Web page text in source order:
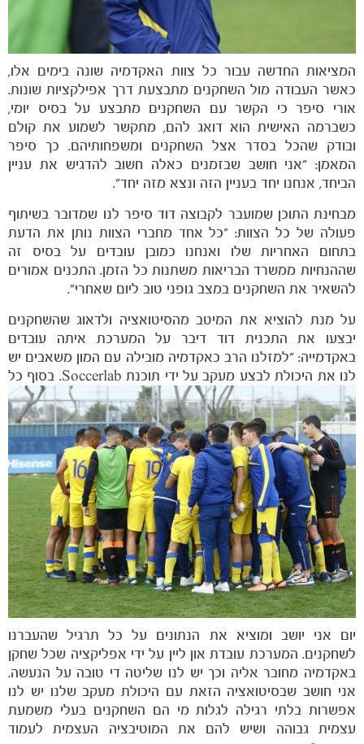
משחקים
ותוצאות
המציאות החדשה עבור כל צוות האקדמיה שונה בימים אלו,
כאשר העבודה מול השחקנים מתבצעת דרך אפילקציות שונות.
אורי סיפר כי הקשר עם השחקנים מתבצע על בסיס יומי,
כשברמה האישית הוא דואג להם, מתקשר לשמוע את קולם
ובודק שהכל בסדר אצל השחקנים ומשפחותיהם. כך סיפר
המאמן: ״אני חושב שבזמנים כאלה חשוב להדגיש את עניין
הביחד, אנחנו יחד בעניין הזה ונצא מזה יחד״.
מבחינת התוכן שמועבר לקבוצה דוד סיפר לנו שמדובר בשיתוף
פעולה של כל הצוות: ״כל אחד מחברי הצוות נותן את הדעת
בתחום האחריות שלו ואנחנו כמובן עובדים על בסיס זה
שההנחיות ממשרד הבריאות משתנות כל הזמן. התכנים אמורים
להשאיר את השחקנים במצב גופני טוב ליום שאחרי״.
על מנת להוציא את המיטב מהסיטואציה ולדאוג שהשחקנים
יבצעו את התכנית דוד דיבר על המערכת איתה עובדים
באקדמייה: ״למזלנו הרב כאקדמיה מובילה עם המון משאבים יש
לנו את היכולת לבצע מעקב על ידי תוכנת Soccerlab.
בסוף כל
יום אני יושב ומוציא את הנתונים על כל תרגיל שהעברנו
לשחקנים. המערכת עובדת און ליין על ידי אפליקציה שכל שחקן
באקדמיה מחובר אליה וכך יש לנו שליטה די טובה על הנעשה.
אני חושב שבסיטואציה הזאת עם היכולת מעקב שלנו יש לנו
אפשרות בלתי רגילה לגלות מי הם השחקנים בעלי משמעת
עצמית גבוהה ושיש להם את המוטיבציה העצמית לעמוד